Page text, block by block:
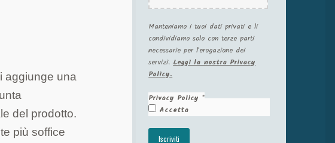
aggiunge una
del prodotto.
più soffice
Manteniamo i tuoi dati privati e li
condividiamo solo con terze parti
necessarie per l'erogazione dei
servizi.Leggi la nostra Privacy
Policy.
Privacy Policy *
Accetta